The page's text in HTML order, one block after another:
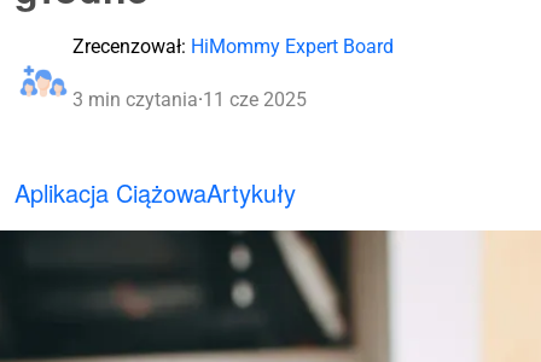
Zrecenzował: HiMommy Expert Board
3 min czytania·11 cze 2025
Aplikacja CiążowaArtykuły